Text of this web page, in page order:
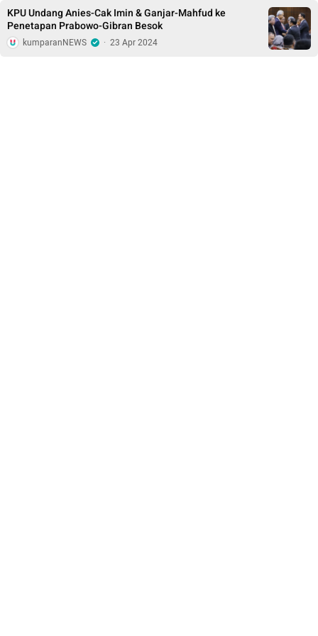
KPU Undang Anies-Cak Imin & Ganjar-Mahfud ke
Penetapan Prabowo-Gibran Besok
kumparanNEWS · 23 Apr 2024